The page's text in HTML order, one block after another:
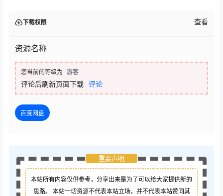
下载权限 查看
资源名称
您当前的等级为 游客
评论后刷新页面下载 评论
百度网盘
重要声明
本站所有内容仅供参考，分享出来是为了可以给大家提供新的
思路。 本站一切资源不代表本站立场，并不代表本站赞同其